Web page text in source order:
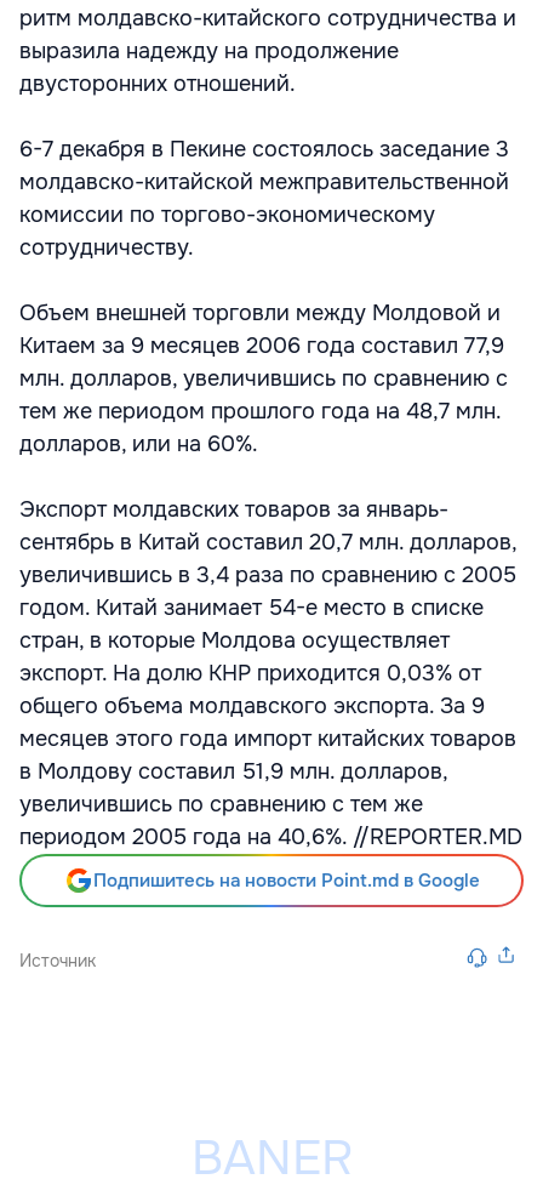
ритм молдавско-китайского сотрудничества и
выразила надежду на продолжение
двусторонних отношений.
6-7 декабря в Пекине состоялось заседание 3
молдавско-китайской межправительственной
комиссии по торгово-экономическому
сотрудничеству.
Объем внешней торговли между Молдовой и
Китаем за 9 месяцев 2006 года составил 77,9
млн. долларов, увеличившись по сравнению с
тем же периодом прошлого года на 48,7 млн.
долларов, или на 60%.
Экспорт молдавских товаров за январь-
сентябрь в Китай составил 20,7 млн. долларов,
увеличившись в 3,4 раза по сравнению с 2005
годом. Китай занимает 54-е место в списке
стран, в которые Молдова осуществляет
экспорт. На долю КНР приходится 0,03% от
общего объема молдавского экспорта. За 9
месяцев этого года импорт китайских товаров
в Молдову составил 51,9 млн. долларов,
увеличившись по сравнению с тем же
периодом 2005 года на 40,6%. //REPORTER.MD
Подпишитесь на новости Point.md в Google
Источник